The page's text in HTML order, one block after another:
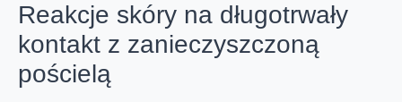
Reakcje skóry na długotrwały
kontakt z zanieczyszczoną
pościelą